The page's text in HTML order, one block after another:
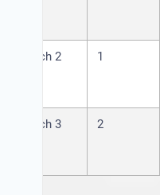
Match 2 1
Match 3 2